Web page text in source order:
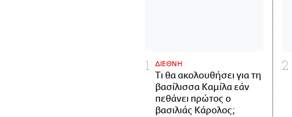
ΔΙΕΘΝΗ
Τι θα ακολουθήσει για τη
βασίλισσα Καμίλα εάν
πεθάνει πρώτος ο
βασιλιάς Κάρολος;